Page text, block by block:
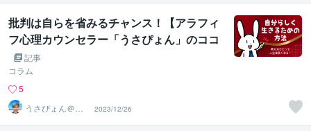
批判は自らを省みるチャンス！【アラフィ
フ心理カウンセラー「うさぴょん」のココ
ナラ電話相談】
記事
コラム
5
うさぴょん＠癒
し系アラフィフ
心寄り添い人
2023/12/26